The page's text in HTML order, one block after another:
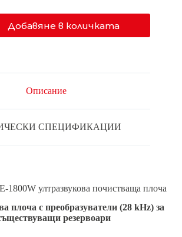
Добавяне в количката
Описание
СПЕЦИФИКАЦИИ
ултразвукова почистваща плоча
плоча с преобразуватели (28 kHz) за
резервоари